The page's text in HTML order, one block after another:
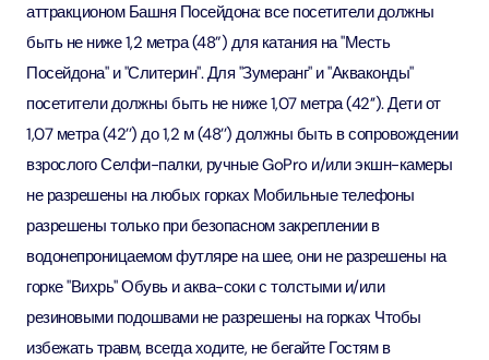
аттракционом Башня Посейдона: все посетители должны
быть не ниже 1,2 метра (48”) для катания на "Месть
Посейдона" и "Слитерин". Для "Зумеранг" и "Акваконды"
посетители должны быть не ниже 1,07 метра (42’’). Дети от
1,07 метра (42’’) до 1,2 м (48’’) должны быть в сопровождении
взрослого Селфи-палки, ручные GoPro и/или экшн-камеры
не разрешены на любых горках Мобильные телефоны
разрешены только при безопасном закреплении в
водонепроницаемом футляре на шее, они не разрешены на
горке "Вихрь" Обувь и аква-соки с толстыми и/или
резиновыми подошвами не разрешены на горках Чтобы
избежать травм, всегда ходите, не бегайте Гостям в